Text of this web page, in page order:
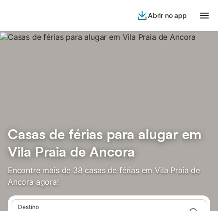
Abrir no app
Casas de férias para alugar em
Vila Praia de Ancora
Encontre mais de 38 casas de férias em Vila Praia de
Ancora agora!
Destino